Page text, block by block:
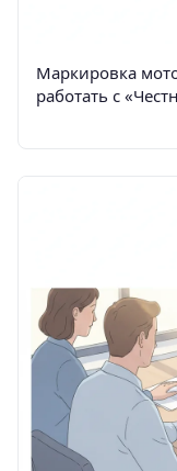
Маркировка
работать с